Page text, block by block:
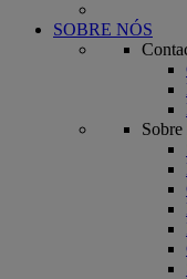
SOBRE NÓS